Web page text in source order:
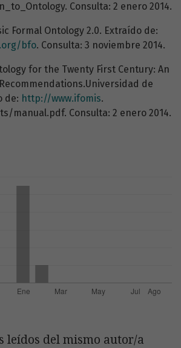
Consulta: 2 enero 2014.
Formal Ontology 2.0. Extraído de:
bfo. Consulta: 3 noviembre 2014.
for the Twenty First Century: An
de
de: http://www.ifomis.
manual.pdf. Consulta: 2 enero 2014.
leídos del mismo autor/a